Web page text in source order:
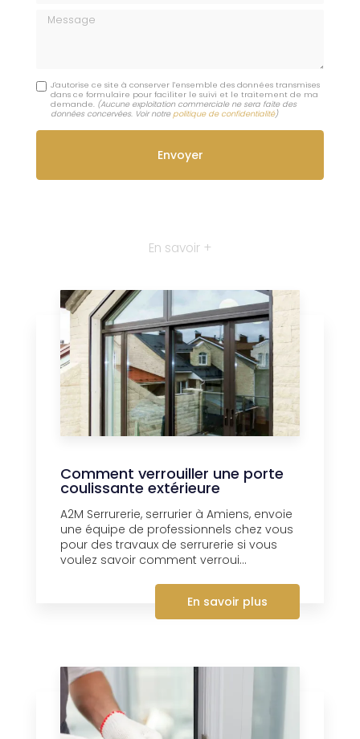
Message
J'autorise ce site à conserver l'ensemble des données transmises
dans ce formulaire pour faciliter le suivi et le traitement de ma
demande. (Aucune exploitation commerciale ne sera faite des
données concervées. Voir notre politique de confidentialité)
En savoir +
Comment verrouiller une porte
coulissante extérieure
A2M Serrurerie, serrurier à Amiens, envoie
une équipe de professionnels chez vous
pour des travaux de serrurerie si vous
voulez savoir comment verroui...
En savoir plus